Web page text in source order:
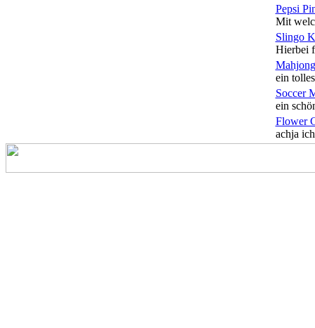
Pepsi
Mit
Slingo
Hierbei
ein
Soccer
ein
Flower
achja